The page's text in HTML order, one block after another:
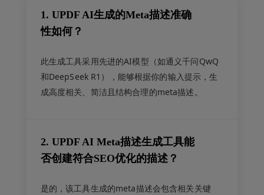
1. UPDF AI生成的Meta描述准确
性如何？
此生成工具采用先进的AI模型（如通义千问QwQ
和DeepSeek R1），能够根据你的输入提示，生
成高度相关、简洁且结构合理的meta描述。
2. UPDF AI Meta描述生成工具能
否创建符合SEO优化的描述？
是的，该工具生成的meta描述会包含相关关键